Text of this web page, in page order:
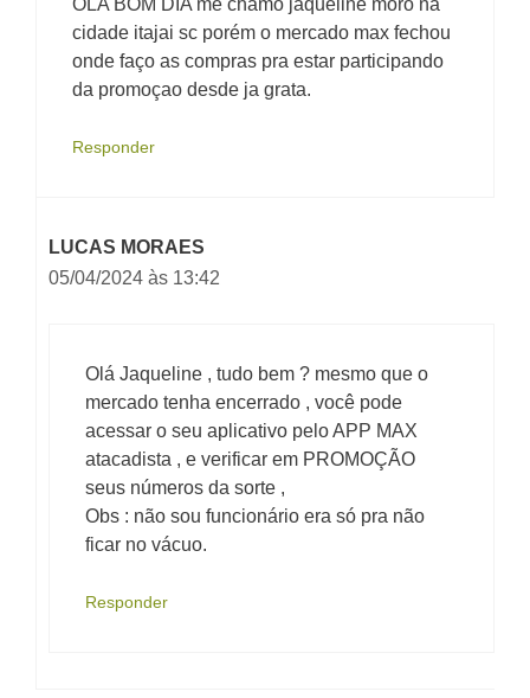
OLA BOM DIA me chamo jaqueline moro na
cidade itajai sc porém o mercado max fechou
onde faço as compras pra estar participando
da promoçao desde ja grata.
Responder
LUCAS MORAES
05/04/2024 às 13:42
Olá Jaqueline , tudo bem ? mesmo que o
mercado tenha encerrado , você pode
acessar o seu aplicativo pelo APP MAX
atacadista , e verificar em PROMOÇÃO
seus números da sorte ,
Obs : não sou funcionário era só pra não
ficar no vácuo.
Responder